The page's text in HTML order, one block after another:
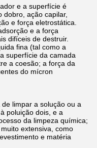
e a superfície é
dobro, ação capilar,
e força eletrostática.
e a força
difíceis de destruir.
fina (tal como a
superfície da camada
a coesão; a força da
do mícron
limpar a solução ou a
poluição dois, e a
da limpeza química;
extensiva, como
e matéria